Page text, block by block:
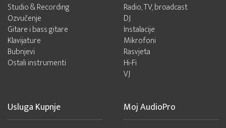
Studio & Recording
Ozvučenje
Gitare i bass gitare
Klavijature
Bubnjevi
Ostali instrumenti
Radio, TV, broadcast
DJ
Instalacije
Mikrofoni
Rasvjeta
Hi-Fi
VJ
Usluga Kupnje Moj AudioPro